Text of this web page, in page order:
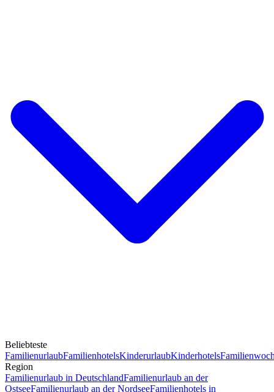
Beliebteste
FamilienurlaubFamilienhotelsKinderurlaubKinderhotels
Region
Familienurlaub in DeutschlandFamilienurlaub an der
OstseeFamilienurlaub an der NordseeFamilienhotels in